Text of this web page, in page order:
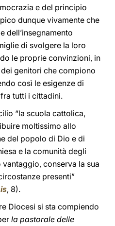
e del principio
dunque vivamente che
dell’insegnamento
di svolgere la loro
le proprie convinzioni, in
genitori che compiono
così le esigenze di
tutti i cittadini.
“la scuola cattolica,
moltissimo allo
del popolo di Dio e di
e la comunità degli
conserva la sua
presenti”
, 8).
Diocesi si sta compiendo
la pastorale delle